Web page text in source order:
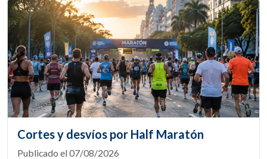
Cortes y desvíos por Half Maratón
Publicado el 07/08/2026